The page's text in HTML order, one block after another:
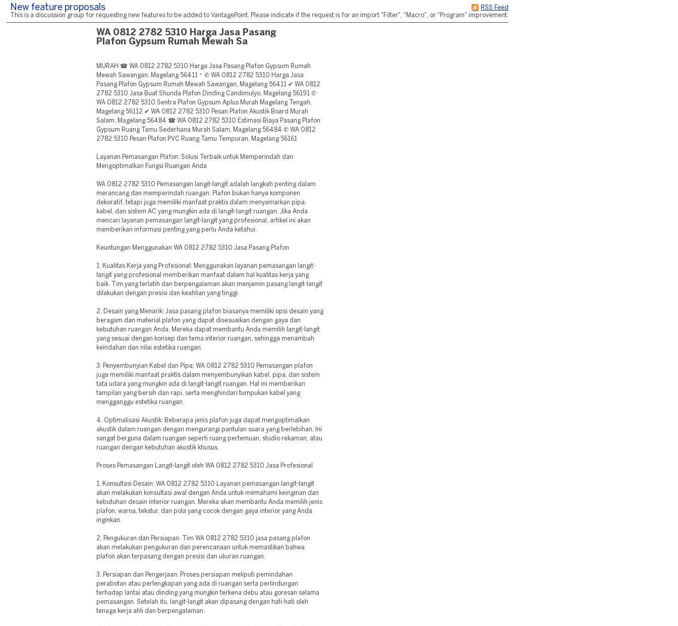
RSS Feed
New feature proposals
This is a discussion group for requesting new features to be added to VantagePoint. Please indicate if the request is for an import "Filter", "Macro", or "Program" improvement.
WA 0812 2782 5310 Harga Jasa Pasang
Plafon Gypsum Rumah Mewah Sa
MURAH ☎ WA 0812 2782 5310 Harga Jasa Pasang Plafon Gypsum Rumah
Mewah Sawangan, Magelang 56411 ~ ✆ WA 0812 2782 5310 Harga Jasa
Pasang Plafon Gypsum Rumah Mewah Sawangan, Magelang 56411 ✔ WA 0812
2782 5310 Jasa Buat Shunda Plafon Dinding Candimulyo, Magelang 56191 ✆
WA 0812 2782 5310 Sentra Plafon Gypsum Aplus Murah Magelang Tengah,
Magelang 56112 ✔ WA 0812 2782 5310 Pesan Plafon Akustik Board Murah
Salam, Magelang 56484 ☎ WA 0812 2782 5310 Estimasi Biaya Pasang Plafon
Gypsum Ruang Tamu Sederhana Murah Salam, Magelang 56484 ✆ WA 0812
2782 5310 Pesan Plafon PVC Ruang Tamu Tempuran, Magelang 56161
Layanan Pemasangan Plafon: Solusi Terbaik untuk Memperindah dan
Mengoptimalkan Fungsi Ruangan Anda
WA 0812 2782 5310 Pemasangan langit-langit adalah langkah penting dalam
merancang dan memperindah ruangan. Plafon bukan hanya komponen
dekoratif, tetapi juga memiliki manfaat praktis dalam menyamarkan pipa,
kabel, dan sistem AC yang mungkin ada di langit-langit ruangan. Jika Anda
mencari layanan pemasangan langit-langit yang profesional, artikel ini akan
memberikan informasi penting yang perlu Anda ketahui.
Keuntungan Menggunakan WA 0812 2782 5310 Jasa Pasang Plafon
1. Kualitas Kerja yang Profesional: Menggunakan layanan pemasangan langit-
langit yang profesional memberikan manfaat dalam hal kualitas kerja yang
baik. Tim yang terlatih dan berpengalaman akan menjamin pasang langit-langit
dilakukan dengan presisi dan keahlian yang tinggi.
2. Desain yang Menarik: Jasa pasang plafon biasanya memiliki opsi desain yang
beragam dan material plafon yang dapat disesuaikan dengan gaya dan
kebutuhan ruangan Anda. Mereka dapat membantu Anda memilih langit-langit
yang sesuai dengan konsep dan tema interior ruangan, sehingga menambah
keindahan dan nilai estetika ruangan.
3. Penyembunyian Kabel dan Pipa: WA 0812 2782 5310 Pemasangan plafon
juga memiliki manfaat praktis dalam menyembunyikan kabel, pipa, dan sistem
tata udara yang mungkin ada di langit-langit ruangan. Hal ini memberikan
tampilan yang bersih dan rapi, serta menghindari tumpukan kabel yang
mengganggu estetika ruangan.
4. Optimalisasi Akustik: Beberapa jenis plafon juga dapat mengoptimalkan
akustik dalam ruangan dengan mengurangi pantulan suara yang berlebihan. Ini
sangat berguna dalam ruangan seperti ruang pertemuan, studio rekaman, atau
ruangan dengan kebutuhan akustik khusus.
Proses Pemasangan Langit-langit oleh WA 0812 2782 5310 Jasa Profesional
1. Konsultasi Desain: WA 0812 2782 5310 Layanan pemasangan langit-langit
akan melakukan konsultasi awal dengan Anda untuk memahami keinginan dan
kebutuhan desain interior ruangan. Mereka akan membantu Anda memilih jenis
plafon, warna, tekstur, dan pola yang cocok dengan gaya interior yang Anda
inginkan.
2. Pengukuran dan Persiapan: Tim WA 0812 2782 5310 jasa pasang plafon
akan melakukan pengukuran dan perencanaan untuk memastikan bahwa
plafon akan terpasang dengan presisi dan ukuran ruangan.
3. Persiapan dan Pengerjaan: Proses persiapan meliputi pemindahan
perabotan atau perlengkapan yang ada di ruangan serta perlindungan
terhadap lantai atau dinding yang mungkin terkena debu atau goresan selama
pemasangan. Setelah itu, langit-langit akan dipasang dengan hati-hati oleh
tenaga kerja ahli dan berpengalaman.